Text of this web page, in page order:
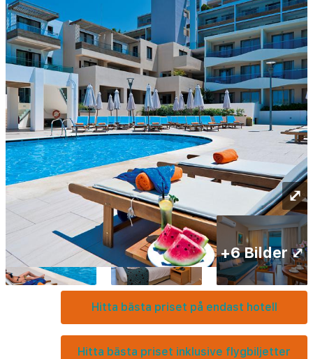
⤢
Hitta bästa priset på endast hotell
Hitta bästa priset inklusive flygbiljetter
+6 Bilder ⤢